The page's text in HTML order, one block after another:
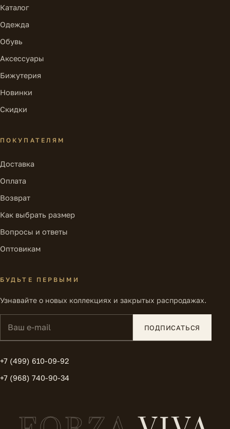
Каталог
Одежда
Обувь
Аксессуары
Бижутерия
Новинки
Скидки
ПОКУПАТЕЛЯМ
Доставка
Оплата
Возврат
Как выбрать размер
Вопросы и ответы
Оптовикам
БУДЬТЕ ПЕРВЫМИ
Узнавайте о новых коллекциях и закрытых распродажах.
ПОДПИСАТЬСЯ
+7 (499) 610-09-92
+7 (968) 740-90-34